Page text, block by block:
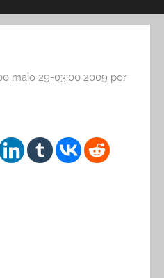
maio 29-03:00 2009 por